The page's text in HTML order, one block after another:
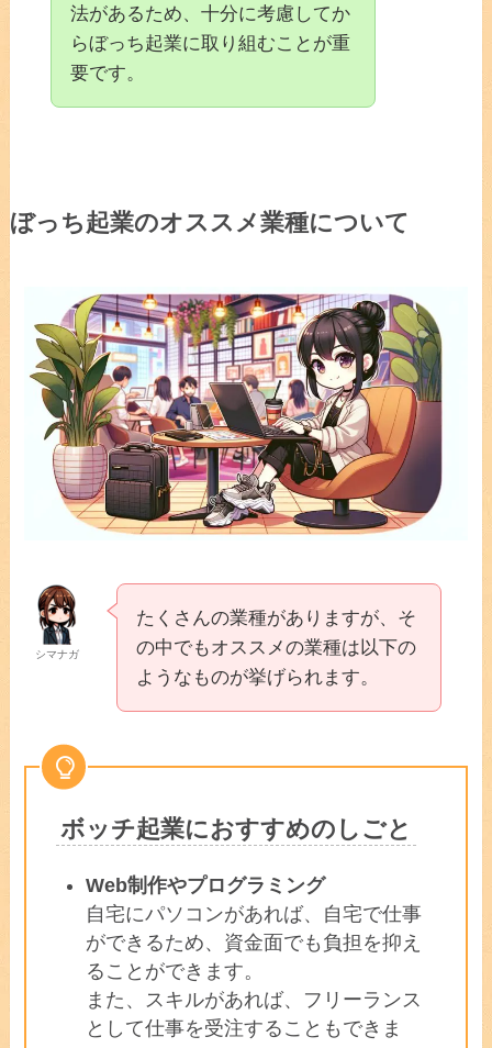
法があるため、十分に考慮してか
らぼっち起業に取り組むことが重
要です。
ぼっち起業のオススメ業種について
シマナガ
たくさんの業種がありますが、そ
の中でもオススメの業種は以下の
ようなものが挙げられます。
ボッチ起業におすすめのしごと
Web制作やプログラミング
自宅にパソコンがあれば、自宅で仕事
ができるため、資金面でも負担を抑え
ることができます。
また、スキルがあれば、フリーランス
として仕事を受注することもできま